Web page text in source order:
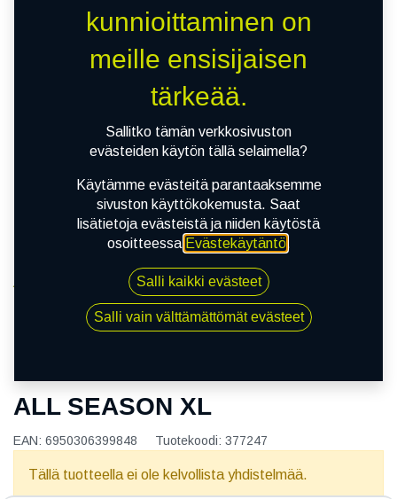
165/60R14 79H SUNNY NC501 ALL SEASON XL
ALL SEASON XL
EAN: 6950306399848 Tuotekoodi: 377247
Tällä tuotteella ei ole kelvollista yhdistelmää.
kunnioittaminen on
meille ensisijaisen
tärkeää.
Sallitko tämän verkkosivuston
evästeiden käytön tällä selaimella?
Käytämme evästeitä parantaaksemme
sivuston käyttökokemusta. Saat
lisätietoja evästeistä ja niiden käytöstä
osoitteessa Evästekäytäntö.
Salli kaikki evästeet
Salli vain välttämättömät evästeet